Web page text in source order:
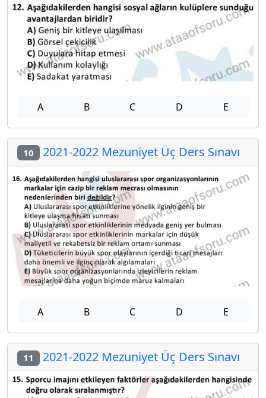
A B C D E
10 2021-2022 Mezuniyet Üç Ders Sınavı
A B C D E
11 2021-2022 Mezuniyet Üç Ders Sınavı